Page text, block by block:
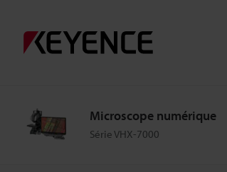
Microscope numérique
Série VHX-7000